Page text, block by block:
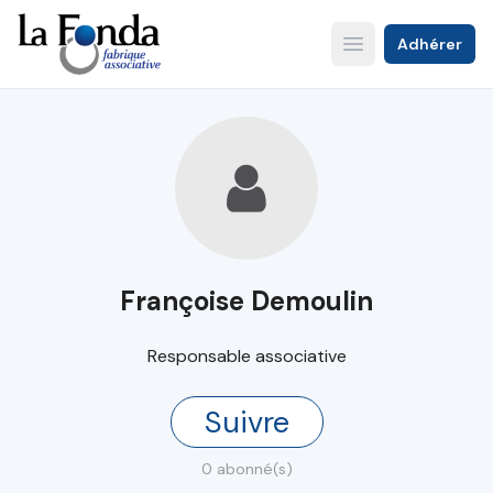
Aller
au
contenu
principal
Open main menu
Adhérer
Françoise Demoulin
Responsable associative
Suivre
0 abonné(s)